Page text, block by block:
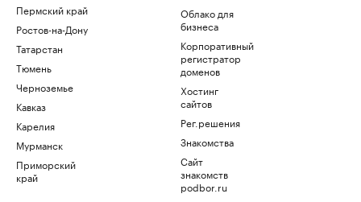
Пермский край
Ростов-на-Дону
Татарстан
Тюмень
Черноземье
Кавказ
Карелия
Мурманск
Приморский
край
Облако для
бизнеса
Корпоративный
регистратор
доменов
Хостинг
сайтов
Рег.решения
Знакомства
Сайт
знакомств
podbor.ru